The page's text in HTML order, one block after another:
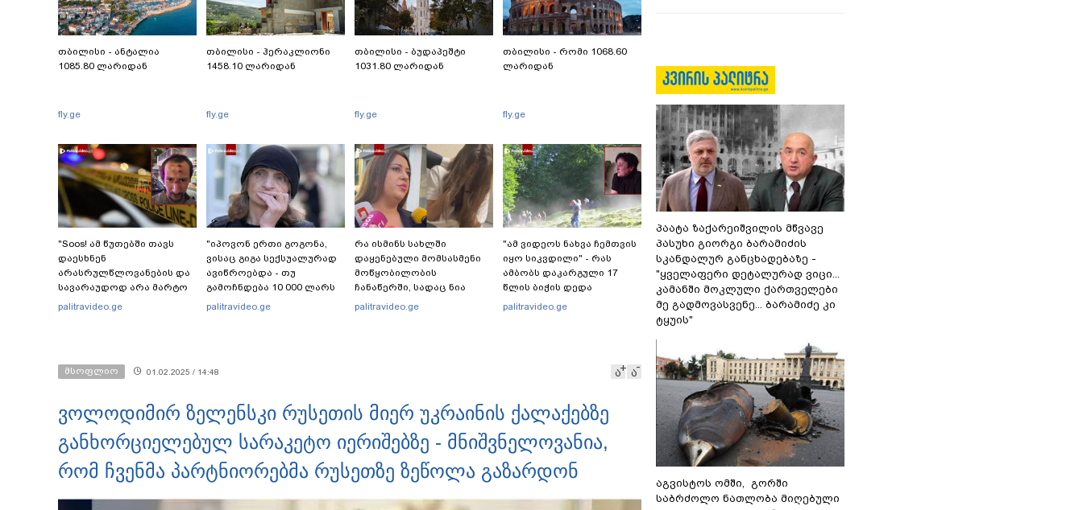
თბილისი - ანტალია
1085.80 ლარიდან
fly.ge
თბილისი - ჰერაკლიონი
1458.10 ლარიდან
fly.ge
თბილისი - ბუდაპეშტი
1031.80 ლარიდან
fly.ge
თბილისი - რომი 1068.60
ლარიდან
fly.ge
"Soos! ამ წუთებში თავს
დაესხნენ
არასრულწლოვანების და
სავარაუდოდ არა მარტო
არასრულწლოვანების
palitravideo.ge
"იპოვონ ერთი გოგონა,
ვისაც გიგა სექსუალურად
ავიწროებდა - თუ
გამოჩნდება 10 000 ლარს
ოფიციალურად,
palitravideo.ge
რა ისმინს სახლში
დაყენებული მომსასმენი
მოწყობილობის
ჩანაწერში, სადაც ნია
იმნაძე მამას ესაუბრება?
palitravideo.ge
"ამ ვიდეოს ნახვა ჩემთვის
იყო სიკვდილი" - რას
ამბობს დაკარგული 17
წლის ბიჭის დედა
ვიდეოკადრებზე, სადაც
palitravideo.ge
მსოფლიო 01.02.2025 / 14:48 ა ა
ვოლოდიმირ ზელენსკი რუსეთის მიერ უკრაინის ქალაქებზე
განხორციელებულ სარაკეტო იერიშებზე - მნიშვნელოვანია,
რომ ჩვენმა პარტნიორებმა რუსეთზე ზეწოლა გაზარდონ
პაატა ზაქარეიშვილის მწვავე
პასუხი გიორგი ბარამიძის
სკანდალურ განცხადებაზე -
"ყველაფერი დეტალურად ვიცი...
კამანში მოკლული ქართველები
მე გადმოვასვენე... ბარამიძე კი
ტყუის"
აგვისტოს ომში, გორში
საბრძოლო ნათლობა მიღებული